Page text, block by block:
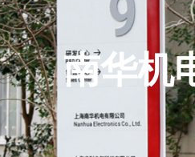
高生产效率。从港口到矿山，从冶炼
从高速公路到远洋船舶，我们的研发
的设计，专注于为严苛的工业环境提
障。
所需求的光学、电学、热学与结构的
明成果能够获取权威认证、经受环境
关于工业照明的诠释，为了从照明开
效率。
环境影响，大大减少了投资和维护。
场中，与大家一起创造无尽的价值，
业共同进步、突破。
南华机电设计研发生产的报警器、警
机、安全照明、航空信号灯、风传感
运营、港机制造、风力发电等领域广
或服务问题对您造成的不便。同时，
专业销售人员也将尽快回应您对产品
南华机